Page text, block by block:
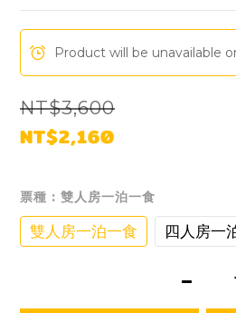
Product will be unavailable
NT$3,600
NT$2,160
票種 : 雙人房一泊一食
雙人房一泊一食 四人房一